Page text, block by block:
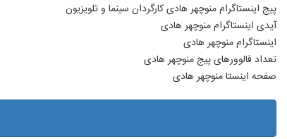
پیج اینستاگرام منوچهر هادی کارگردان سینما و تلویزیون
آیدی اینستاگرام منوچهر هادی
اینستاگرام منوچهر هادی
تعداد فالوورهای پیج منوچهر هادی
صفحه اینستا منوچهر هادی